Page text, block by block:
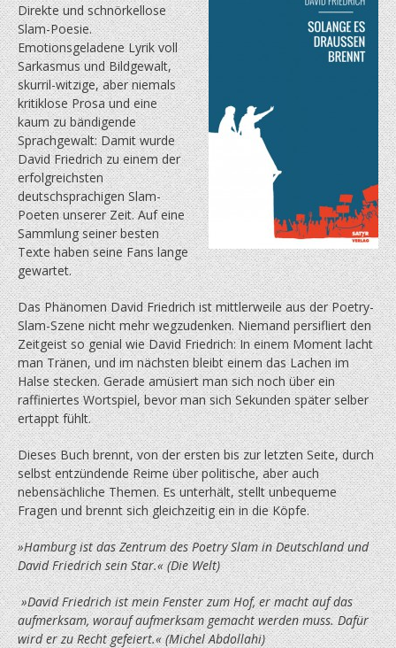
Direkte und schnörkellose
Slam-Poesie.
Emotionsgeladene Lyrik voll
Sarkasmus und Bildgewalt,
skurril-witzige, aber niemals
kritiklose Prosa und eine
kaum zu bändigende
Sprachgewalt: Damit wurde
David Friedrich zu einem der
erfolgreichsten
deutschsprachigen Slam-
Poeten unserer Zeit. Auf eine
Sammlung seiner besten
Texte haben seine Fans lange
gewartet.
Das Phänomen David Friedrich ist mittlerweile aus der Poetry-
Slam-Szene nicht mehr wegzudenken. Niemand persifliert den
Zeitgeist so genial wie David Friedrich: In einem Moment lacht
man Tränen, und im nächsten bleibt einem das Lachen im
Halse stecken. Gerade amüsiert man sich noch über ein
raffiniertes Wortspiel, bevor man sich Sekunden später selber
ertappt fühlt.
Dieses Buch brennt, von der ersten bis zur letzten Seite, durch
selbst entzündende Reime über politische, aber auch
nebensächliche Themen. Es unterhält, stellt unbequeme
Fragen und brennt sich gleichzeitig ein in die Köpfe.
»Hamburg ist das Zentrum des Poetry Slam in Deutschland und
David Friedrich sein Star.« (Die Welt)
»David Friedrich ist mein Fenster zum Hof, er macht auf das
aufmerksam, worauf aufmerksam gemacht werden muss. Dafür
wird er zu Recht gefeiert.« (Michel Abdollahi)